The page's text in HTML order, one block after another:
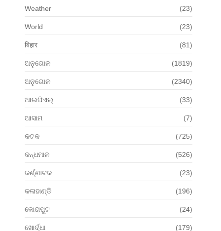
Weather (23)
World (23)
बिहार (81)
ଅନୁଗୋଳ (1819)
ଅନୁଗୋଳ (2340)
ଆଇପିଏଲ୍ (33)
ଆସାମ (7)
କଟକ (725)
କନ୍ଧମାଳ (526)
କର୍ଣ୍ଣାଟକ (23)
କଳାହାଣ୍ଡି (196)
କୋରାପୁଟ (24)
ଖୋର୍ଦ୍ଧା (179)